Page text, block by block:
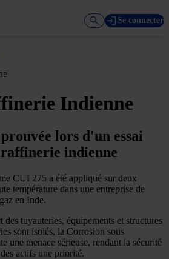
Se connecter
Indienne
lors d'un essai
raffinerie indienne
CUI 275 a été appliqué sur deux
température dans une entreprise de
en Inde.
des tuyauteries, équipements et structures
sont isolés, la Corrosion sous
une menace sérieuse, rendant la sécurité
actifs une priorité.